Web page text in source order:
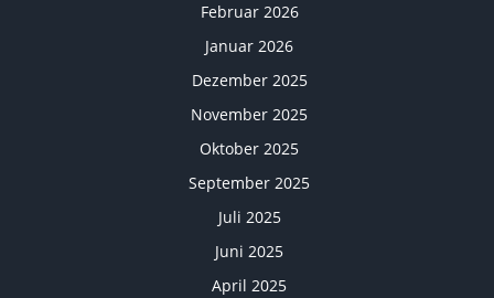
Februar 2026
Januar 2026
Dezember 2025
November 2025
Oktober 2025
September 2025
Juli 2025
Juni 2025
April 2025